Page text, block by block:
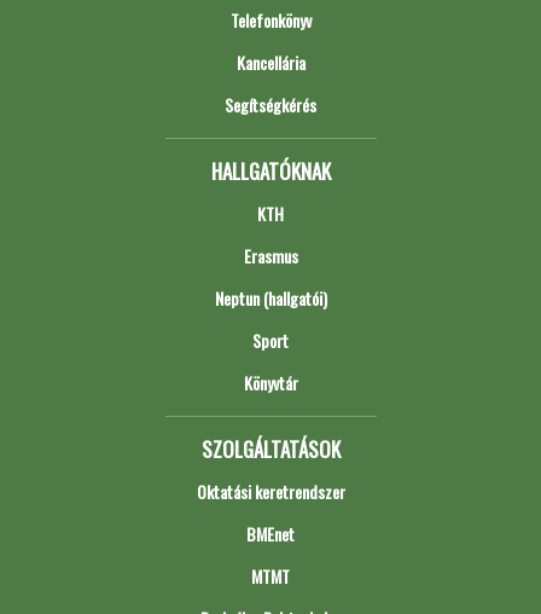
Telefonkönyv
Kancellária
Segítségkérés
HALLGATÓKNAK
KTH
Erasmus
Neptun (hallgatói)
Sport
Könyvtár
SZOLGÁLTATÁSOK
Oktatási keretrendszer
BMEnet
MTMT